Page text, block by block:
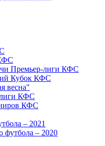
Премьер-лиги КФС
Кубок КФС
весна"
КФС
КФС
– 2021
футбола – 2020